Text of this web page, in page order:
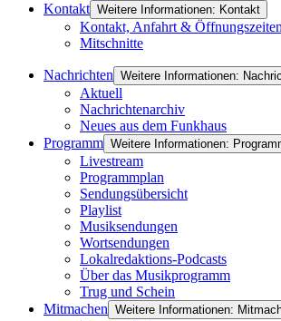
Kontakt Weitere Informationen: Kontakt
Kontakt, Anfahrt & Öffnungszeiten
Mitschnitte
Nachrichten Weitere Informationen:
Aktuell
Nachrichtenarchiv
Neues aus dem Funkhaus
Programm Weitere Informationen:
Livestream
Programmplan
Sendungsübersicht
Playlist
Musiksendungen
Wortsendungen
Lokalredaktions-Podcasts
Über das Musikprogramm
Trug und Schein
Mitmachen Weitere Informationen: